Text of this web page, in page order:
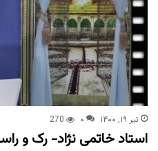
تیر ۱۹, ۱۴۰۰ ۰ 270
استاد خاتمی نژاد- رک و